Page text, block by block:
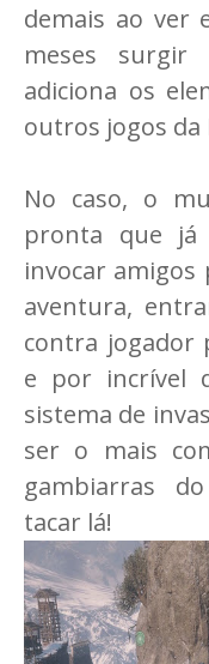
demais ao ver
meses
adiciona os
outros jogos da
No caso, o
pronta que já
invocar
aventura,
contra jogador
e por incrível
sistema de
ser o mais
gambiarras
tacar lá!